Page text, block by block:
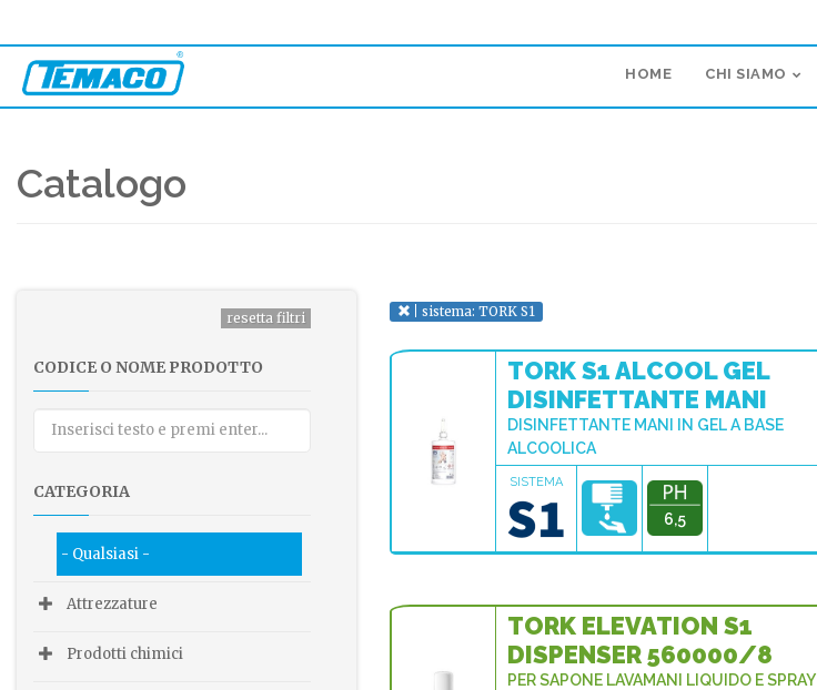
HOME CHI SIAMO
Catalogo
CODICE O NOME PRODOTTO
CATEGORIA
- Qualsiasi -
Attrezzature
Prodotti chimici
sistema: TORK S1
TORK S1 ALCOOL GEL
DISINFETTANTE MANI
DISINFETTANTE MANI IN GEL A BASE
ALCOOLICA
SISTEMA
6,5
TORK ELEVATION S1
DISPENSER 560000/8
PER SAPONE LAVAMANI LIQUIDO E SPRAY